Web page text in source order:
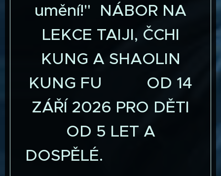
umění!" NÁBOR NA
LEKCE TAIJI, ČCHI
KUNG A SHAOLIN
KUNG FU OD 14
ZÁŘÍ 2026 PRO DĚTI
OD 5 LET A
DOSPĚLÉ.